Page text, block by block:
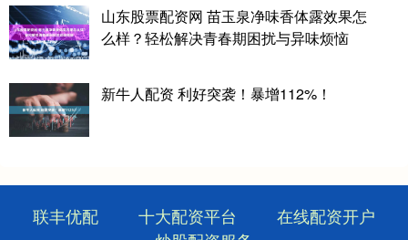
山东股票配资网 苗玉泉净味香体露效果怎
么样？轻松解决青春期困扰与异味烦恼
新牛人配资 利好突袭！暴增112%！
联丰优配 十大配资平台
在线配资开户